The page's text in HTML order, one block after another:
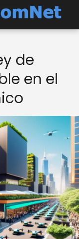
de
en el